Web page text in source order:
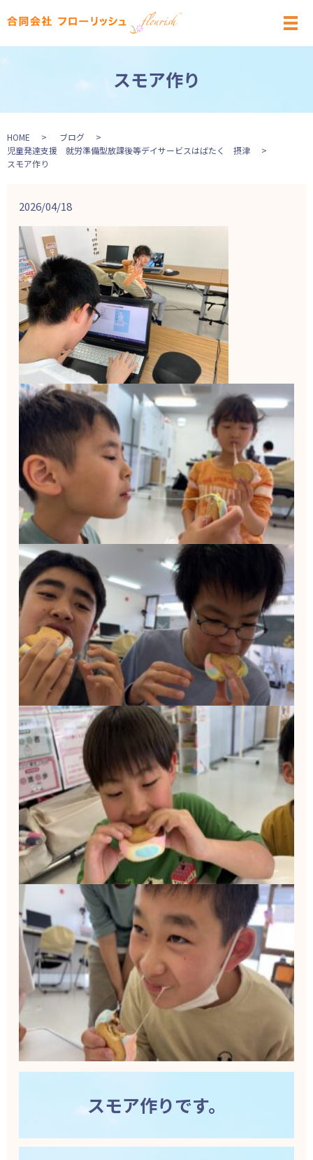
メ
スモア作り
HOME
ブログ
児童発達支援 就労準備型放課後等デイサービスはばたく 摂津
スモア作り
2026/04/18
スモア作りです。